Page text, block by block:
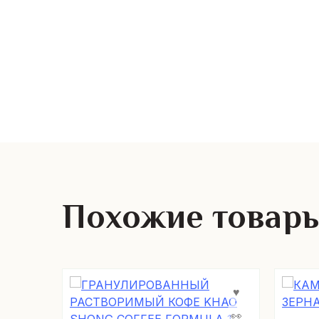
Похожие